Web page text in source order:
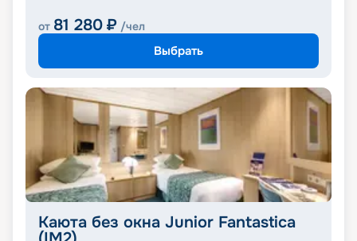
от 81 280 ₽ /чел
Выбрать
Каюта без окна Junior Fantastica